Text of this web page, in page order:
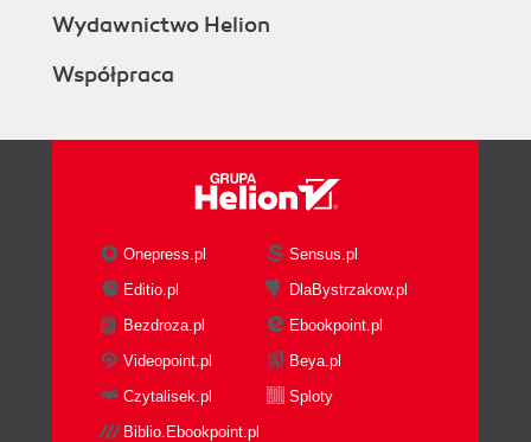
Wydawnictwo Helion
Współpraca
Onepress.pl
Sensus.pl
Editio.pl
DlaBystrzakow.pl
Bezdroza.pl
Ebookpoint.pl
Videopoint.pl
Beya.pl
Czytalisek.pl
Sploty
Biblio.Ebookpoint.pl